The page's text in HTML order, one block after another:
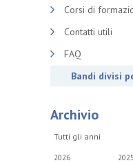
Corsi di
Contatti utili
FAQ
Bandi divisi
Archivio
Tutti gli anni
2026 2025